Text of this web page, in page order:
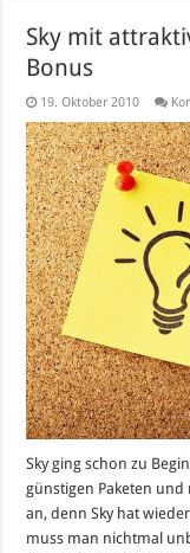
Sky mit
Bonus
19. Oktober 2010
Sky ging schon zu
günstigen Paketen
an, denn Sky hat
muss man nichtmal